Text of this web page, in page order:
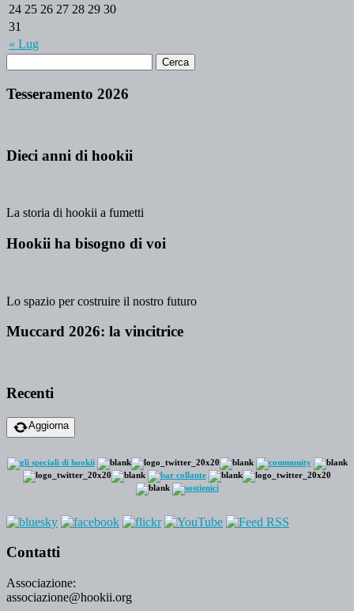
« Lug
24 25 26 27 28 29 30
31
Tesseramento 2026
Dieci anni di hookii
La storia di hookii a fumetti
Hookii ha bisogno di voi
Lo spazio per costruire il nostro futuro
Muccard 2026: la vincitrice
Recenti
Aggiorna
Contatti
Associazione:
associazione@hookii.org